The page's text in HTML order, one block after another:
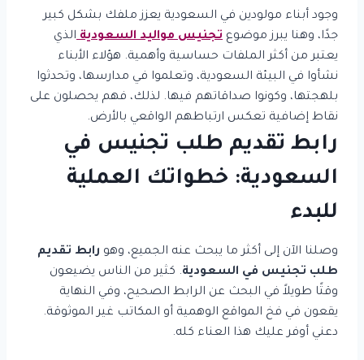
وجود أبناء مولودين في السعودية يعزز ملفك بشكل كبير
جدًا، وهنا يبرز موضوع تجنيس مواليد السعودية الذي
يعتبر من أكثر الملفات حساسية وأهمية. هؤلاء الأبناء
نشأوا في البيئة السعودية، وتعلموا في مدارسها، وتحدثوا
بلهجتها، وكونوا صداقاتهم فيها. لذلك، فهم يحصلون على
نقاط إضافية تعكس ارتباطهم الواقعي بالأرض.
رابط تقديم طلب تجنيس في
السعودية: خطواتك العملية
للبدء
وصلنا الآن إلى أكثر ما يبحث عنه الجميع، وهو رابط تقديم
طلب تجنيس في السعودية. كثير من الناس يضيعون
وقتًا طويلاً في البحث عن الرابط الصحيح، وفي النهاية
يقعون في فخ المواقع الوهمية أو المكاتب غير الموثوقة.
دعني أوفر عليك هذا العناء كله.